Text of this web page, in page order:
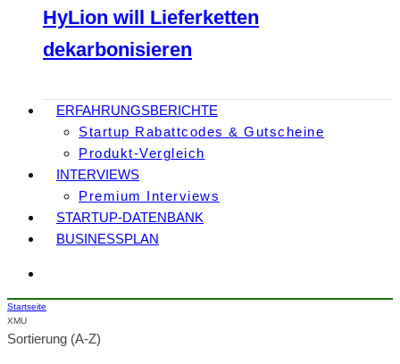
HyLion will Lieferketten
dekarbonisieren
ERFAHRUNGSBERICHTE
Startup Rabattcodes & Gutscheine
Produkt-Vergleich
INTERVIEWS
Premium Interviews
STARTUP-DATENBANK
BUSINESSPLAN
Startseite
XMU
Sortierung (A-Z)